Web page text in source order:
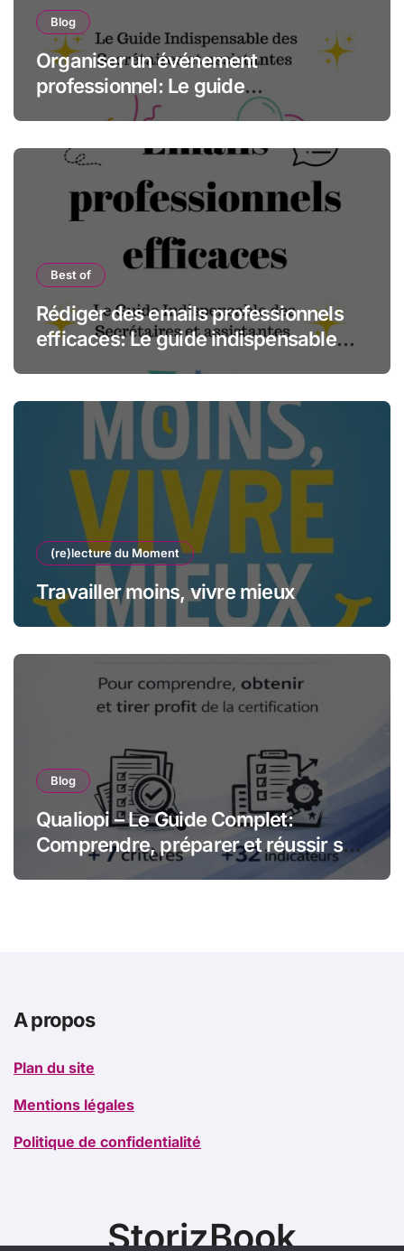
Blog
Organiser un événement
professionnel: Le guide
indispensable des assistantes et
Best of
Rédiger des emails professionnels
efficaces: Le guide indispensable
(re)lecture du Moment
Travailler moins, vivre mieux
Blog
Qualiopi – Le Guide Complet:
Comprendre, préparer et réussir sa
certification qualité pour les
A propos
Plan du site
Mentions légales
Politique de confidentialité
StorizBook